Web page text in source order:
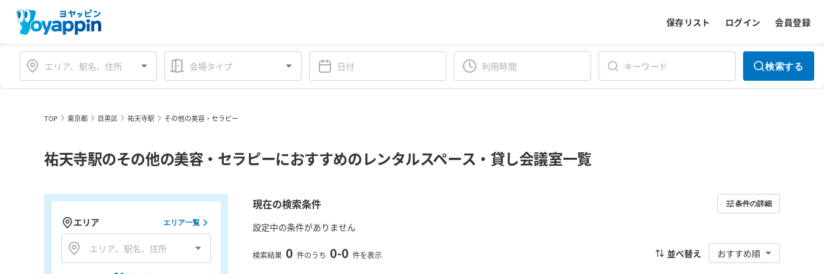
保存リスト ログイン 会員登録
会場タイプ 検索する
TOP 東京都 目黒区 祐天寺駅 その他の美容・セラピー
祐天寺駅のその他の美容・セラピーにおすすめのレンタルスペース・貸し会議室一覧
現在の検索条件 条件の詳細
設定中の条件がありません
検索結果 0 件のうち 0-0 件を表示 並べ替え おすすめ順
エリア エリア一覧